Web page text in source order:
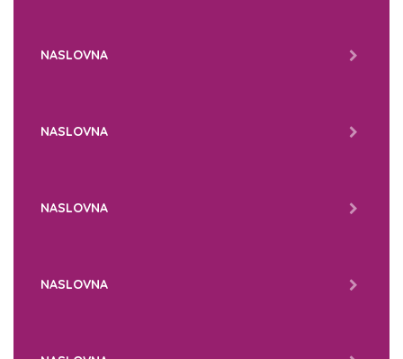
NASLOVNA
NASLOVNA
NASLOVNA
NASLOVNA